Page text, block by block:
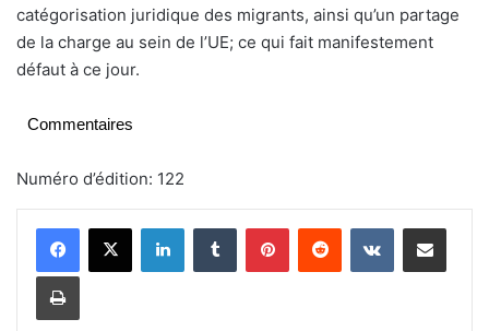
catégorisation juridique des migrants, ainsi qu’un partage
de la charge au sein de l’UE; ce qui fait manifestement
défaut à ce jour.
Commentaires
Numéro d’édition: 122